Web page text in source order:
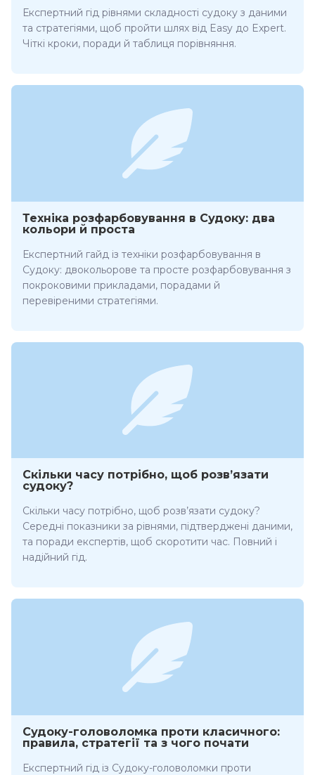
Експертний гід рівнями складності судоку з даними
та стратегіями, щоб пройти шлях від Easy до Expert.
Чіткі кроки, поради й таблиця порівняння.
Техніка розфарбовування в Судоку: два
кольори й проста
Експертний гайд із техніки розфарбовування в
Судоку: двокольорове та просте розфарбовування з
покроковими прикладами, порадами й
перевіреними стратегіями.
Скільки часу потрібно, щоб розв’язати
судоку?
Скільки часу потрібно, щоб розв’язати судоку?
Середні показники за рівнями, підтверджені даними,
та поради експертів, щоб скоротити час. Повний і
надійний гід.
Судоку-головоломка проти класичного:
правила, стратегії та з чого почати
Експертний гід із Судоку-головоломки проти